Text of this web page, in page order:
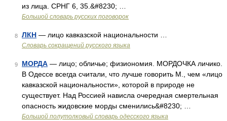
из лица. СРНГ 6, 35.&#8230; …
Большой словарь русских поговорок
8 ЛКН — лицо кавказской национальности …
Словарь сокращений русского языка
9 МОРДА — лицо; обличье; физиономия. МОРДОЧКА личико.
В Одессе всегда считали, что лучше говорить М., чем «лицо
кавказской национальности», которой в природе не
существует. Над Россией нависла очередная смертельная
опасность жидовские морды сменились&#8230; …
Большой полутолковый словарь одесского языка